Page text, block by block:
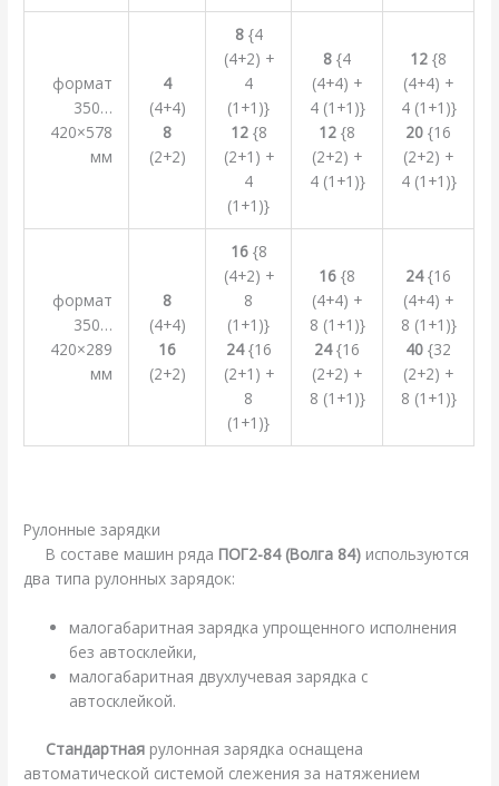
формат
350…
420×578
мм
4
(4+4)
8
(2+2)
8{4
(4+2) +
4
(1+1)}
12{8
(2+1) +
4
(1+1)}
8 {4
(4+4) +
4 (1+1)}
12 {8
(2+2) +
4 (1+1)}
12 {8
(4+4) +
4 (1+1)}
20 {16
(2+2) +
4 (1+1)}
формат
350…
420×289
мм
8
(4+4)
16
(2+2)
16{8
(4+2) +
8
(1+1)}
24{16
(2+1) +
8
(1+1)}
16 {8
(4+4) +
8 (1+1)}
24{16
(2+2) +
8 (1+1)}
24{16
(4+4) +
8 (1+1)}
40 {32
(2+2) +
8 (1+1)}
Рулонные зарядки
В составе машин ряда ПОГ2-84 (Волга 84) используются
два типа рулонных зарядок:
малогабаритная зарядка упрощенного исполнения
без автосклейки,
малогабаритная двухлучевая зарядка с
автосклейкой.
Стандартная рулонная зарядка оснащена
автоматической системой слежения за натяжением